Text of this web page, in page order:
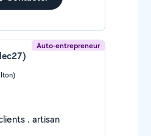
Auto-entrepreneur
artisan